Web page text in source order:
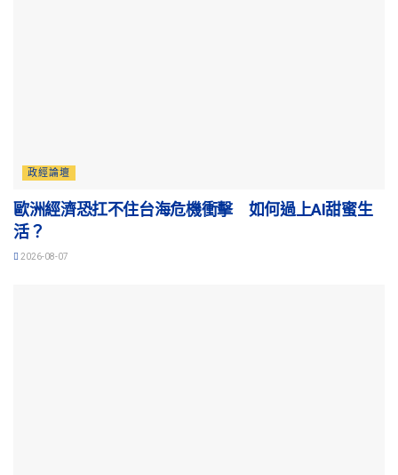
政經論壇
歐洲經濟恐扛不住台海危機衝擊 如何過上AI甜蜜生
活？
2026-08-07